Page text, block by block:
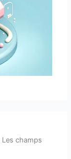
Les champs